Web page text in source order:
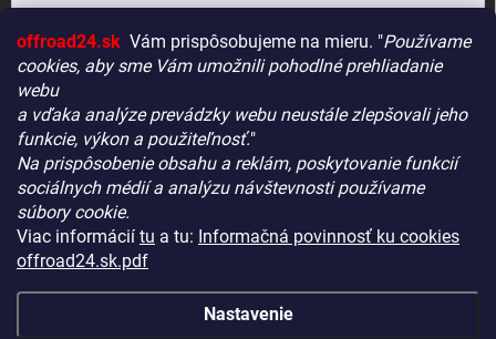
offroad24.sk Vám prispôsobujeme na mieru. "Používame
cookies, aby sme Vám umožnili pohodlné prehliadanie
webu
a vďaka analýze prevádzky webu neustále zlepšovali jeho
funkcie, výkon a použiteľnosť."
Na prispôsobenie obsahu a reklám, poskytovanie funkcií
sociálnych médií a analýzu návštevnosti používame
súbory cookie.
Viac informácií tu a tu: Informačná povinnosť ku cookies
offroad24.sk.pdf
Nastavenie
Vitajte! Aby bolo hľadanie tých správnych dielov pre vaše
vozidlo čo najrýchlejšie a najpresnejšie, máme pre vás
malý tip:
Začnite výberom vášho vozidla– Týmto krokom si
zaistíte, že uvidíte len kompatibilné produkty.
HESLO
Prihlásiť sa
Nová registráciaZabudnuté heslo